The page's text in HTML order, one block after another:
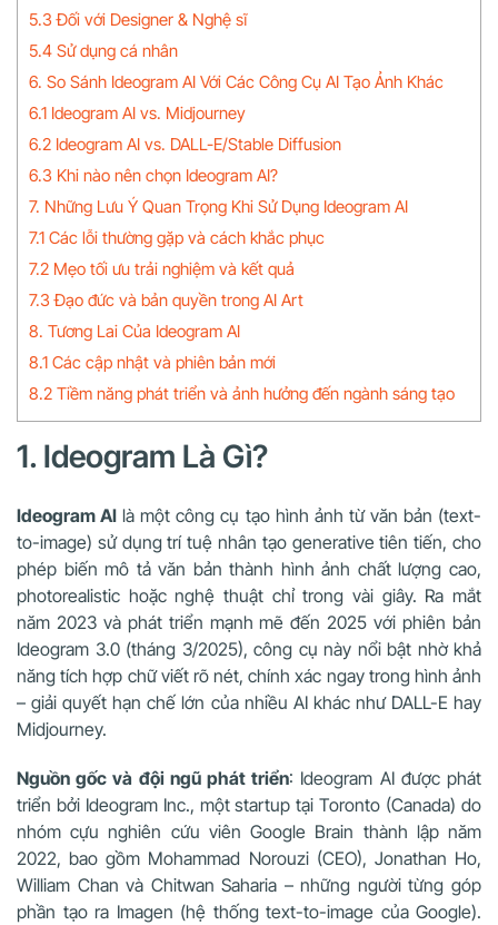
5.3 Đối với Designer & Nghệ sĩ
5.4 Sử dụng cá nhân
6. So Sánh Ideogram AI Với Các Công Cụ AI Tạo Ảnh Khác
6.1 Ideogram AI vs. Midjourney
6.2 Ideogram AI vs. DALL-E/Stable Diffusion
6.3 Khi nào nên chọn Ideogram AI?
7. Những Lưu Ý Quan Trọng Khi Sử Dụng Ideogram AI
7.1 Các lỗi thường gặp và cách khắc phục
7.2 Mẹo tối ưu trải nghiệm và kết quả
7.3 Đạo đức và bản quyền trong AI Art
8. Tương Lai Của Ideogram AI
8.1 Các cập nhật và phiên bản mới
8.2 Tiềm năng phát triển và ảnh hưởng đến ngành sáng tạo
1. Ideogram Là Gì?
Ideogram AI là một công cụ tạo hình ảnh từ văn bản (text-
to-image) sử dụng trí tuệ nhân tạo generative tiên tiến, cho
phép biến mô tả văn bản thành hình ảnh chất lượng cao,
photorealistic hoặc nghệ thuật chỉ trong vài giây. Ra mắt
năm 2023 và phát triển mạnh mẽ đến 2025 với phiên bản
Ideogram 3.0 (tháng 3/2025), công cụ này nổi bật nhờ khả
năng tích hợp chữ viết rõ nét, chính xác ngay trong hình ảnh
– giải quyết hạn chế lớn của nhiều AI khác như DALL-E hay
Midjourney.
Nguồn gốc và đội ngũ phát triển: Ideogram AI được phát
triển bởi Ideogram Inc., một startup tại Toronto (Canada) do
nhóm cựu nghiên cứu viên Google Brain thành lập năm
2022, bao gồm Mohammad Norouzi (CEO), Jonathan Ho,
William Chan và Chitwan Saharia – những người từng góp
phần tạo ra Imagen (hệ thống text-to-image của Google).